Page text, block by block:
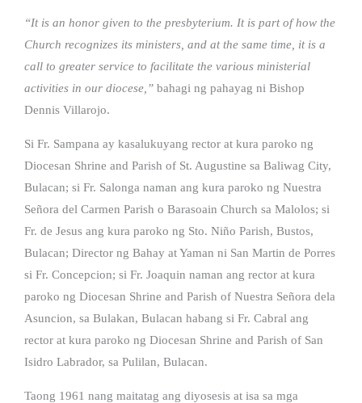
“It is an honor given to the presbyterium. It is part of how the
Church recognizes its ministers, and at the same time, it is a
call to greater service to facilitate the various ministerial
activities in our diocese,” bahagi ng pahayag ni Bishop
Dennis Villarojo.
Si Fr. Sampana ay kasalukuyang rector at kura paroko ng
Diocesan Shrine and Parish of St. Augustine sa Baliwag City,
Bulacan; si Fr. Salonga naman ang kura paroko ng Nuestra
Señora del Carmen Parish o Barasoain Church sa Malolos; si
Fr. de Jesus ang kura paroko ng Sto. Niño Parish, Bustos,
Bulacan; Director ng Bahay at Yaman ni San Martin de Porres
si Fr. Concepcion; si Fr. Joaquin naman ang rector at kura
paroko ng Diocesan Shrine and Parish of Nuestra Señora dela
Asuncion, sa Bulakan, Bulacan habang si Fr. Cabral ang
rector at kura paroko ng Diocesan Shrine and Parish of San
Isidro Labrador, sa Pulilan, Bulacan.
Taong 1961 nang maitatag ang diyosesis at isa sa mga